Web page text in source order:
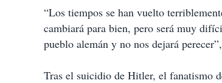
“Los tiempos se han vuelto
cambiará para bien, pero será muy
pueblo alemán y no nos dejará
Tras el suicidio de Hitler, el fanatismo